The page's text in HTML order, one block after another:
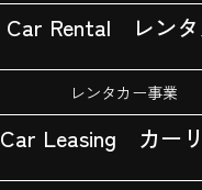
Car Rental レンタ
レンタカー事業
Car Leasing カー